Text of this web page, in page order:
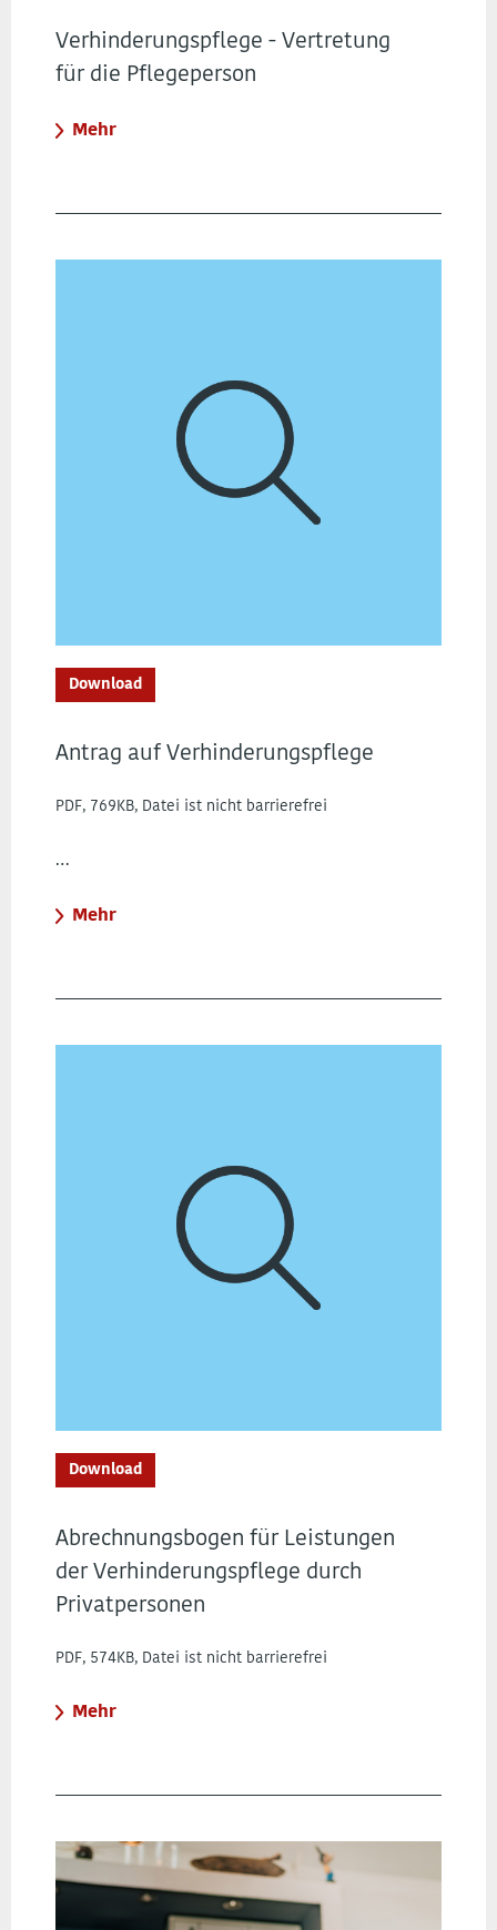
Verhinderungspflege - Vertretung
für die Pflegeperson
Mehr
Download
Antrag auf Verhinderungspflege
PDF, 769KB, Datei ist nicht barrierefrei
…
Mehr
Download
Abrechnungsbogen für Leistungen
der Verhinderungspflege durch
Privatpersonen
PDF, 574KB, Datei ist nicht barrierefrei
Mehr